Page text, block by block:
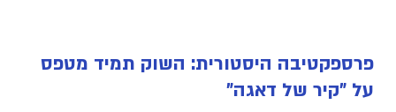
פרספקטיבה היסטורית: השוק תמיד מטפס
על "קיר של דאגה"